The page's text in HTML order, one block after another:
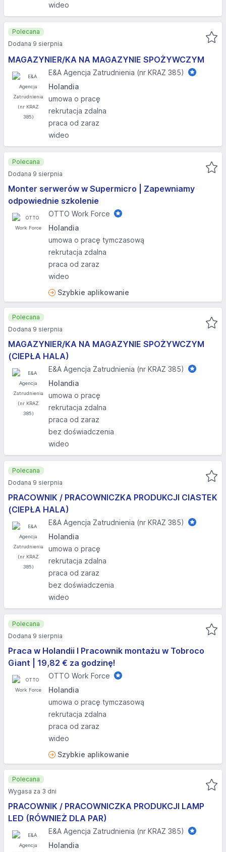
wideo
MAGAZYNIER/KA NA MAGAZYNIE SPOŻYWCZYM
E&A Agencja Zatrudnienia (nr KRAZ 385)
Holandia
umowa o pracę
rekrutacja zdalna
praca od zaraz
wideo
Polecana
Dodana 9 sierpnia
Monter serwerów w Supermicro | Zapewniamy
odpowiednie szkolenie
OTTO Work Force
Holandia
umowa o pracę tymczasową
rekrutacja zdalna
praca od zaraz
wideo
Szybkie aplikowanie
Polecana
Dodana 9 sierpnia
MAGAZYNIER/KA NA MAGAZYNIE SPOŻYWCZYM
(CIEPŁA HALA)
E&A Agencja Zatrudnienia (nr KRAZ 385)
Holandia
umowa o pracę
rekrutacja zdalna
praca od zaraz
bez doświadczenia
wideo
Polecana
Dodana 9 sierpnia
PRACOWNIK / PRACOWNICZKA PRODUKCJI CIASTEK
(CIEPŁA HALA)
E&A Agencja Zatrudnienia (nr KRAZ 385)
Holandia
umowa o pracę
rekrutacja zdalna
praca od zaraz
bez doświadczenia
wideo
Polecana
Dodana 9 sierpnia
Praca w Holandii I Pracownik montażu w Tobroco
Giant | 19,82 € za godzinę!
OTTO Work Force
Holandia
umowa o pracę tymczasową
rekrutacja zdalna
praca od zaraz
wideo
Szybkie aplikowanie
Polecana
Dodana 9 sierpnia
PRACOWNIK / PRACOWNICZKA PRODUKCJI LAMP
LED (RÓWNIEŻ DLA PAR)
E&A Agencja Zatrudnienia (nr KRAZ 385)
Holandia
Polecana
Wygasa za 3 dni